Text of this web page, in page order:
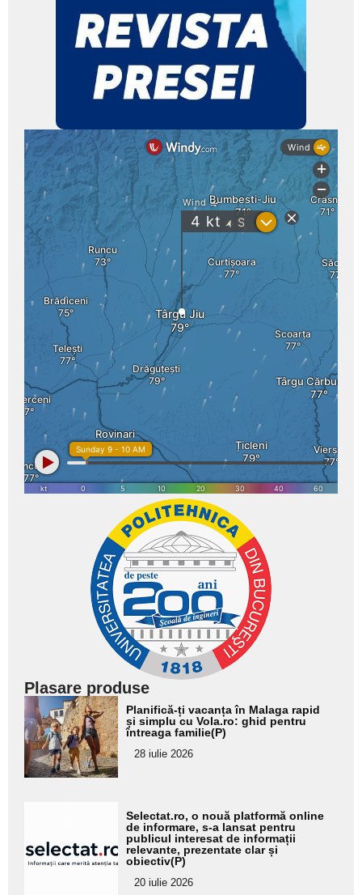
Plasare produse
Adaugă
aici textul
pentru
subtitlu
Planifică-ți vacanța în Malaga rapid
și simplu cu Vola.ro: ghid pentru
întreaga familie(P)
28 iulie 2026
pentru
subtitlu
Selectat.ro, o nouă platformă online
de informare, s-a lansat pentru
publicul interesat de informații
relevante, prezentate clar și
obiectiv(P)
20 iulie 2026